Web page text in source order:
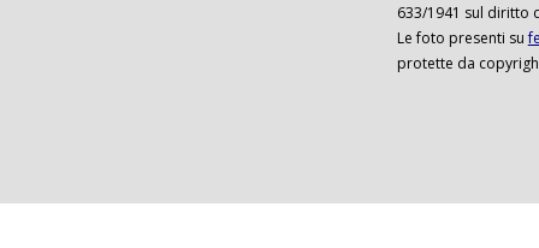
633/1941 sul diritto
Le foto presenti su
protette da